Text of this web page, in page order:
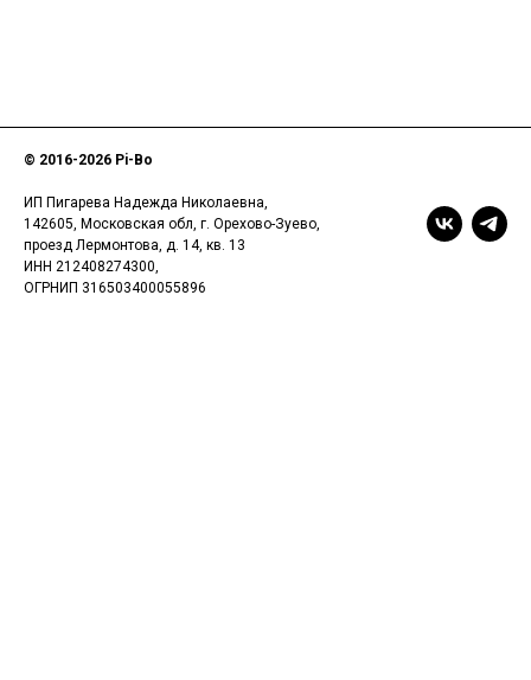
© 2016-2026 Pi-Bo
ИП Пигарева Надежда Николаевна,
142605, Московская обл, г. Орехово-Зуево,
проезд Лермонтова, д. 14, кв. 13
ИНН 212408274300,
ОГРНИП 316503400055896